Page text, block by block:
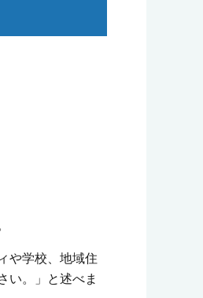
や学校、地域住
い。」と述べま